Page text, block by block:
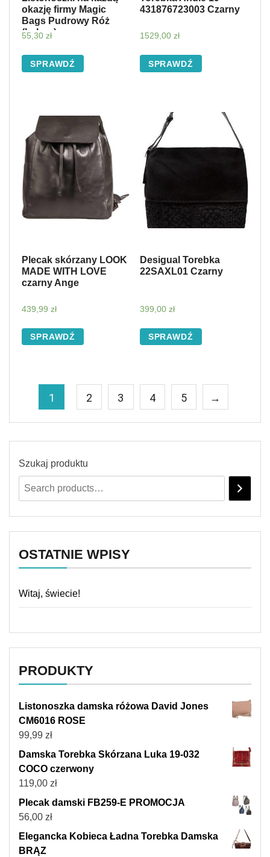
okazję firmy Magic
Bags Pudrowy Róż
(kolory)
55,30 zł
SPRAWDŹ
431876723003 Czarny
1529,00 zł
SPRAWDŹ
Plecak skórzany LOOK
MADE WITH LOVE
czarny Ange
439,99 zł
SPRAWDŹ
Desigual Torebka
22SAXL01 Czarny
399,00 zł
SPRAWDŹ
1 2 3 4 5 →
Szukaj produktu
OSTATNIE WPISY
Witaj, świecie!
PRODUKTY
Listonoszka damska różowa David Jones
CM6016 ROSE
99,99 zł
Damska Torebka Skórzana Luka 19-032
COCO czerwony
119,00 zł
Plecak damski FB259-E PROMOCJA
56,00 zł
Elegancka Kobieca Ładna Torebka Damska
BRĄZ